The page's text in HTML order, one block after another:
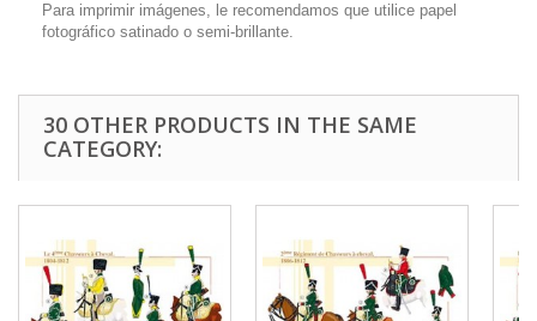
Para imprimir imágenes, le recomendamos que utilice papel
fotográfico satinado o semi-brillante.
30 OTHER PRODUCTS IN THE SAME
CATEGORY: